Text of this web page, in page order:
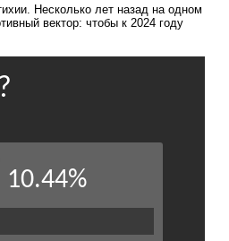
. Несколько лет назад на одном
вектор: чтобы к 2024 году